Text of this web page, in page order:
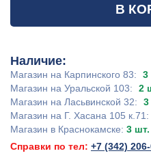
В
Наличие:
Магазин на Карпинского 83:
3
Магазин на Уральской 103:
2
Магазин на Ласьвинской 32:
3
Магазин на Г. Хасана 105 к.71:
Магазин в Краснокамске: 3 шт.
Справки по тел: +7 (342)